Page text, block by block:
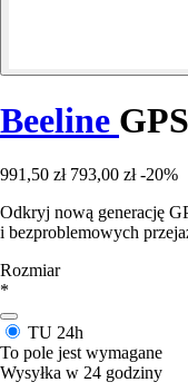
Beeline GPS
991,50 zł 793,00 zł -20%
Odkryj nową generację
i bezproblemowych
Rozmiar
*
TU 24h
To pole jest wymagane
Wysyłka w 24 godziny